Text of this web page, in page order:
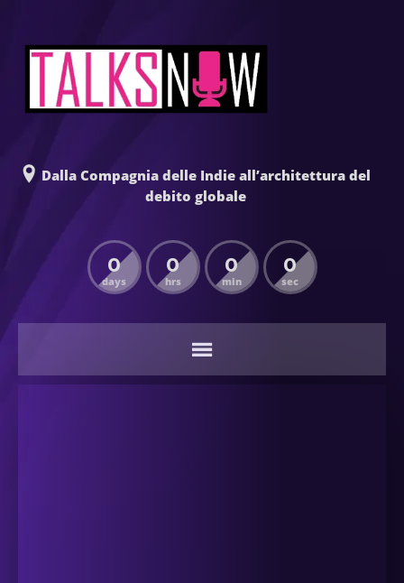
Dalla Compagnia delle Indie all’architettura del
debito globale
0
days
0
hrs
0
min
0
sec